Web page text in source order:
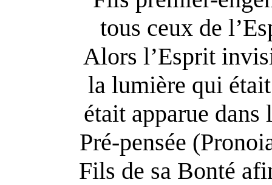
tous ceux de
Alors l’Esprit
la lumière qui
était apparue dans
Pré-pensée
Fils de sa Bonté